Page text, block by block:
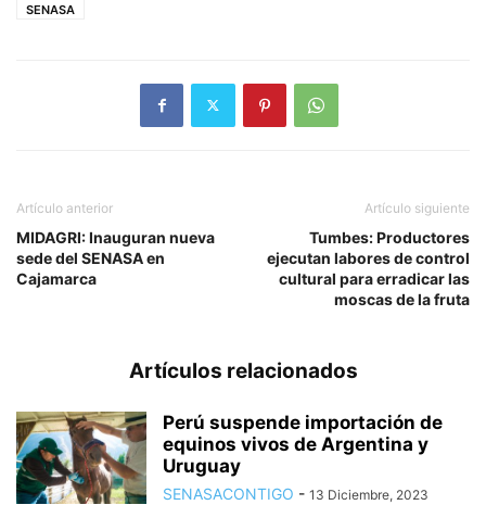
SENASA
Artículo anterior
MIDAGRI: Inauguran nueva
sede del SENASA en
Cajamarca
Artículo siguiente
Tumbes: Productores
ejecutan labores de control
cultural para erradicar las
moscas de la fruta
Artículos relacionados
Perú suspende importación de
equinos vivos de Argentina y
Uruguay
SENASACONTIGO - 13 Diciembre, 2023